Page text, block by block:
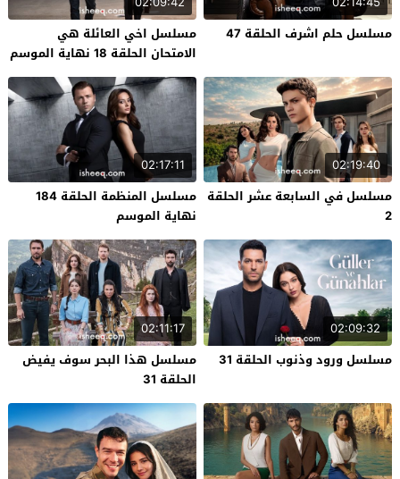
مسلسل حلم اشرف الحلقة 47
مسلسل اخي العائلة هي
الامتحان الحلقة 18 نهاية الموسم
02:19:40
مسلسل في السابعة عشر الحلقة
2
02:17:11
مسلسل المنظمة الحلقة 184
نهاية الموسم
02:09:32
مسلسل ورود وذنوب الحلقة 31
02:11:17
مسلسل هذا البحر سوف يفيض
الحلقة 31